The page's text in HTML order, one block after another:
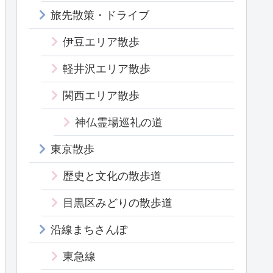
旅先散策・ドライブ
伊豆エリア散歩
軽井沢エリア散歩
関西エリア散歩
神仏霊場巡礼の道
東京散歩
歴史と文化の散歩道
目黒区みどりの散歩道
沿線まちさんぽ
東急線